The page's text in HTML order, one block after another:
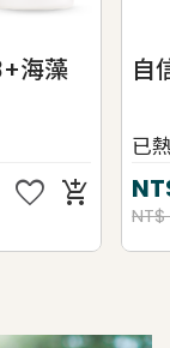
海藻
favorite add_shopping_cart
自
已